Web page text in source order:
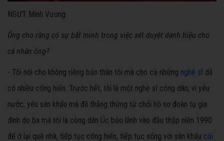
NSƯT Minh Vương
Ông cho rằng có sự bất minh trong việc xét duyệt danh hiệu cho
cá nhân ông?
- Tôi nói cho không riêng bản thân tôi mà cho cả những nghệ sĩ đã
có nhiều cống hiến. Trước hết, tôi là một nghệ sĩ công dân, vì yêu
nước, yêu sân khấu mà đã thẳng thừng từ chối hồ sơ đoàn tụ gia
đình do ba má tôi là công dân Úc bảo lãnh vào đầu thập niên 1990
để ở lại quê nhà, tiếp tục cống hiến, tiếp tục sống với sân khấu cải